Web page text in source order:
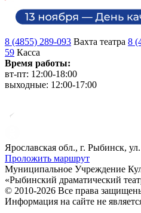
8 (4855) 289-093 Вахта театра 8
59 Касса
Время работы:
вт-пт: 12:00-18:00
выходные: 12:00-17:00
Ярославская обл., г. Рыбинск,
Проложить маршрут
Муниципальное Учреждение
«Рыбинский драматический
© 2010-2026 Все права
Информация на сайте не